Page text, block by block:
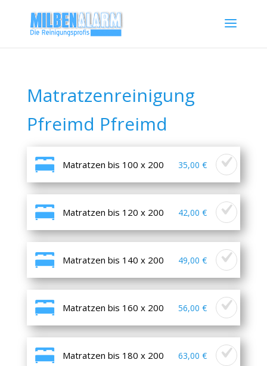
Matratzenreinigung
Pfreimd Pfreimd
Matratzen bis 100 x 200 35,00 €
Matratzen bis 120 x 200 42,00 €
Matratzen bis 140 x 200 49,00 €
Matratzen bis 160 x 200 56,00 €
Matratzen bis 180 x 200 63,00 €